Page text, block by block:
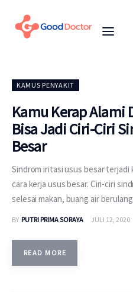
Untuk Bisnis
Untuk Anda
Mengapa Good
Berita
Layanan
KAMUS PENYAKIT
Kamu Kerap Alami
Bisa Jadi Ciri-Ciri
Besar
Sindrom iritasi usus besar terjadi
cara kerja usus besar. Ciri-ciri
selesai makan, buang air
BY PUTRI PRIMA SORAYA JULI 12, 2020
READ MORE